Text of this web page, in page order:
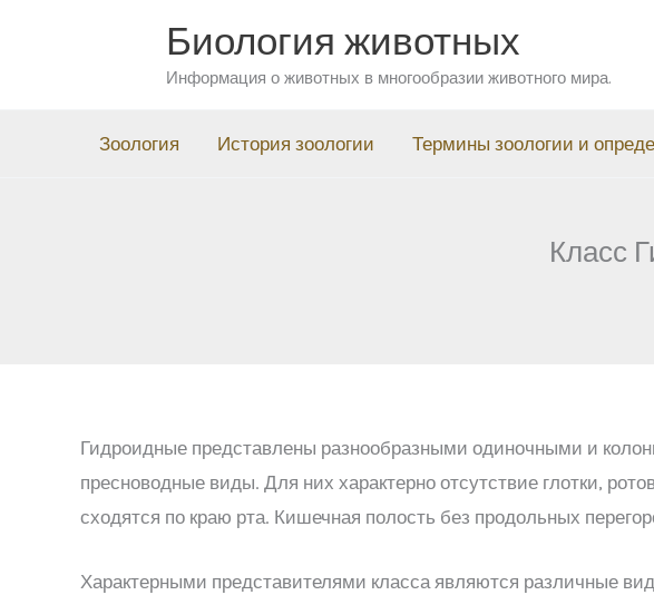
Биология животных
Информация о животных в многообразии животного мира.
Зоология История зоологии Термины зоологии и
Класс
Гидроидные представлены разнообразными одиночными и
пресноводные виды. Для них характерно отсутствие глотки,
сходятся по краю рта. Кишечная полость без продольных
Характерными представителями класса являются различные